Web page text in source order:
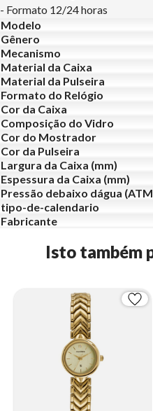
- Formato 12/24 horas
Modelo
Gênero
Mecanismo
Material da Caixa
Material da Pulseira
Formato do Relógio
Cor da Caixa
Composição do Vidro
Cor do Mostrador
Cor da Pulseira
Largura da Caixa (mm)
Espessura da Caixa (mm)
Pressão debaixo dágua
tipo-de-calendario
Fabricante
Isto também